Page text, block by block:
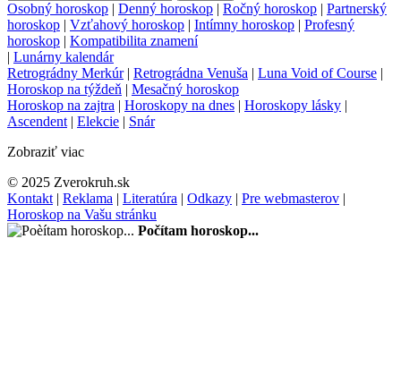
Osobný horoskop | Denný horoskop | Ročný horoskop | Partnerský
horoskop | Vzťahový horoskop | Intímny horoskop | Profesný
horoskop | Kompatibilita znamení
| Lunárny kalendár
Retrográdny Merkúr| Retrográdna Venuša | Luna Void of Course |
Horoskop na týždeň | Mesačný horoskop
Horoskop na zajtra | Horoskopy na dnes | Horoskopy lásky |
Ascendent | Elekcie | Snár
Zobraziť viac
© 2025 Zverokruh.sk
Kontakt | Reklama | Literatúra | Odkazy | Pre webmasterov |
Horoskop na Vašu stránku
Počítam horoskop...